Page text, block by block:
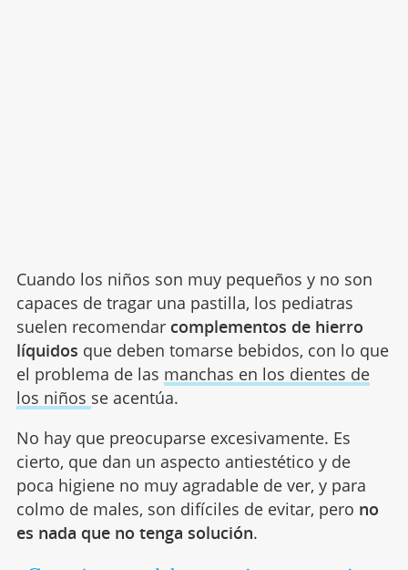
Cuando los niños son muy pequeños y no son
capaces de tragar una pastilla, los pediatras
suelen recomendar complementos de hierro
líquidos que deben tomarse bebidos, con lo que
el problema de las manchas en los dientes de
los niños se acentúa.
No hay que preocuparse excesivamente. Es
cierto, que dan un aspecto antiestético y de
poca higiene no muy agradable de ver, y para
colmo de males, son difíciles de evitar, pero no
es nada que no tenga solución.